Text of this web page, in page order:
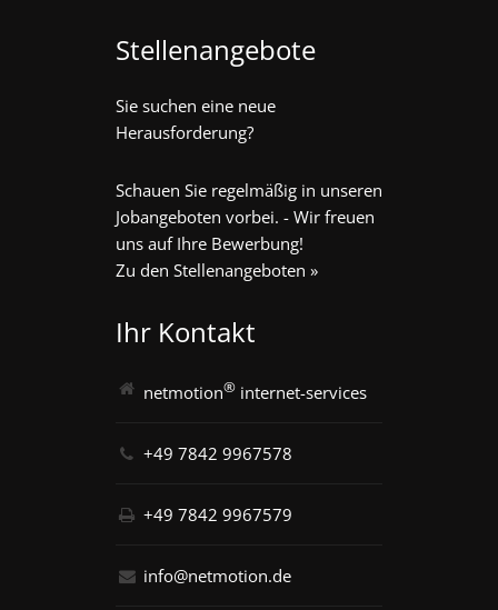
Stellenangebote
Sie suchen eine neue
Herausforderung?
Schauen Sie regelmäßig in unseren
Jobangeboten vorbei. - Wir freuen
uns auf Ihre Bewerbung!
Zu den Stellenangeboten »
Ihr Kontakt
netmotion® internet-services
+49 7842 9967578
+49 7842 9967579
info@netmotion.de